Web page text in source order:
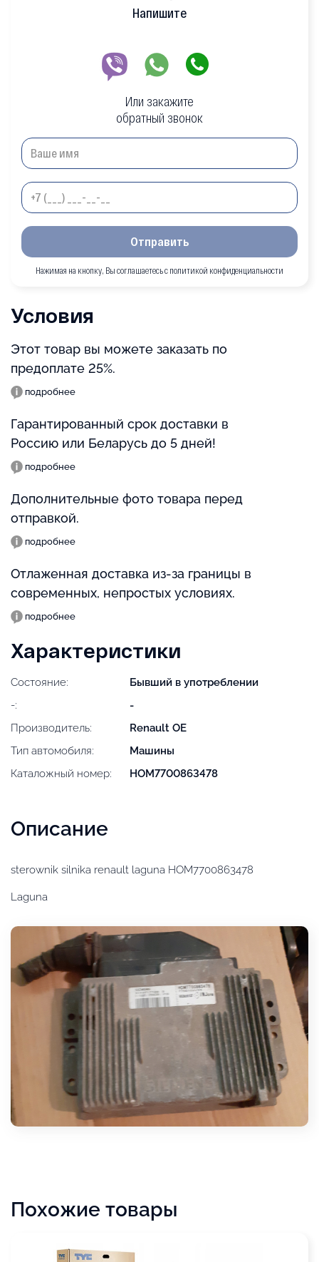
Напишите
Или закажите
обратный звонок
Отправить
Нажимая на кнопку, Вы соглашаетесь с политикой конфиденциальности
Условия
Этот товар вы можете заказать по
предоплате 25%.
подробнее
Гарантированный срок доставки в
Россию или Беларусь до 5 дней!
подробнее
Дополнительные фото товара перед
отправкой.
подробнее
Отлаженная доставка из-за границы в
современных, непростых условиях.
подробнее
Характеристики
Состояние:
Бывший в употреблении
-:
-
Производитель:
Renault OE
Тип автомобиля:
Машины
Каталожный номер:
HOM7700863478
Описание
sterownik silnika renault laguna HOM7700863478
Laguna
Похожие товары